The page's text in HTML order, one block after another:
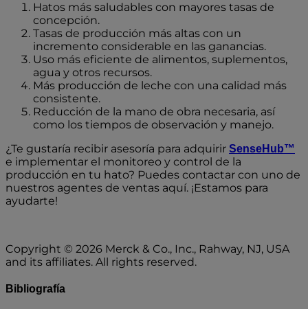
Hatos más saludables con mayores tasas de
concepción.
Tasas de producción más altas con un
incremento considerable en las ganancias.
Uso más eficiente de alimentos, suplementos,
agua y otros recursos.
Más producción de leche con una calidad más
consistente.
Reducción de la mano de obra necesaria, así
como los tiempos de observación y manejo.
¿Te gustaría recibir asesoría para adquirir SenseHub™
e implementar el monitoreo y control de la
producción en tu hato? Puedes contactar con uno de
nuestros agentes de ventas aquí. ¡Estamos para
ayudarte!
Copyright © 2026 Merck & Co., Inc., Rahway, NJ, USA
and its affiliates. All rights reserved.
Bibliografía